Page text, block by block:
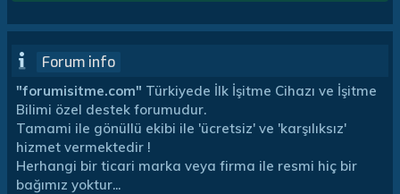
Forum info
"forumisitme.com" Türkiyede İlk İşitme Cihazı ve İşitme
Bilimi özel destek forumudur.
Tamami ile gönüllü ekibi ile 'ücretsiz' ve 'karşılıksız'
hizmet vermektedir !
Herhangi bir ticari marka veya firma ile resmi hiç bir
bağımız yoktur...